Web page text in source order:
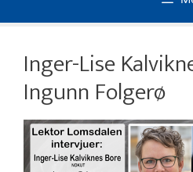
Inger-Lise
Ingunn Folgerø